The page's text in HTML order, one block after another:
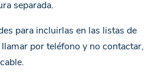
separada.
para incluirlas en las listas de
por teléfono y no contactar,